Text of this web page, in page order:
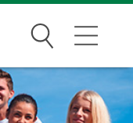
Suchen